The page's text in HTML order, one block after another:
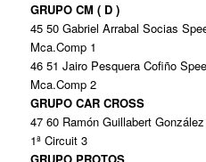
GRUPO CM ( D )
45 50 Gabriel Arrabal Socias
Mca.Comp 1
46 51 Jairo Pesquera Cofiño
Mca.Comp 2
GRUPO CAR CROSS
47 60 Ramón Guillabert
1ª Circuit 3